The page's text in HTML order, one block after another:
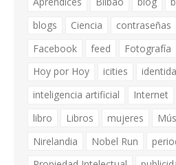
blogs
Ciencia contraseñas
Facebook
feed Fotografía
Hoy por Hoy
icities
inteligencia artificial
Internet
libro
Libros mujeres
Nirelandia
Nobel Run